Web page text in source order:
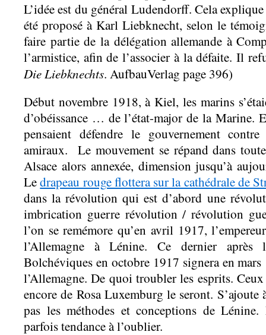
L’idée est du général Ludendorff. Cela
été proposé à Karl Liebknecht, selon le
faire partie de la délégation allemande à
l’armistice, afin de l’associer à la défaite. Il
Die Liebknechts. AufbauVerlag page 396)
Début novembre 1918, à Kiel, les marins
d’obéissance … de l’état-major de la Marine.
pensaient défendre le gouvernement
amiraux. Le mouvement se répand dans
Alsace alors annexée, dimension jusqu’à
Ledrapeau rouge flottera sur la cathédrale de
dans la révolution qui est d’abord une
imbrication guerre révolution / révolution
l’on se remémore qu’en avril 1917,
l’Allemagne à Lénine. Ce dernier
Bolchéviques en octobre 1917 signera en mars
l’Allemagne. De quoi troubler les esprits.
encore de Rosa Luxemburg le seront. S’ajoute
pas les méthodes et conceptions de
parfois tendance à l’oublier.